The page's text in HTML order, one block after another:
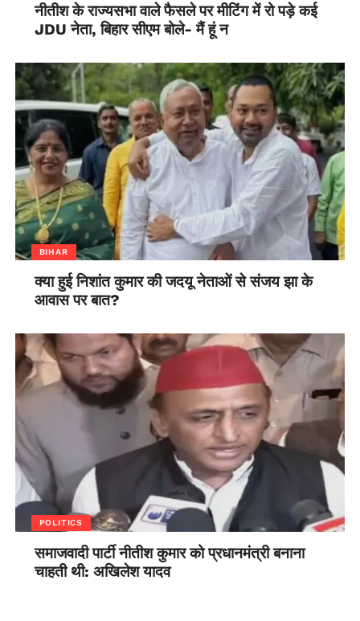
नीतीश के राज्यसभा वाले फैसले पर मीटिंग में रो पड़े कई
JDU नेता, बिहार सीएम बोले- मैं हूं न
BIHAR
क्या हुई निशांत कुमार की जदयू नेताओं से संजय झा के
आवास पर बात?
POLITICS
समाजवादी पार्टी नीतीश कुमार को प्रधानमंत्री बनाना
चाहती थी: अखिलेश यादव